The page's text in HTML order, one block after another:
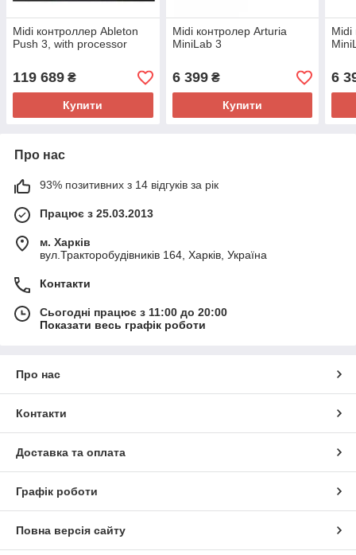
Midi контроллер Ableton
Push 3, with processor
119 689 ₴
Купити
Midi контролер Arturia
MiniLab 3
6 399₴
Купити
Midi
6
Про нас
93% позитивних з 14 відгуків за рік
Працює з 25.03.2013
м. Харків
вул.Тракторобудівників 164, Харків, Україна
Контакти
Сьогодні працює з 11:00 до 20:00
Показати весь графік роботи
Про нас
Контакти
Доставка та оплата
Графік роботи
Повна версія сайту